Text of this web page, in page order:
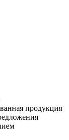
продукция